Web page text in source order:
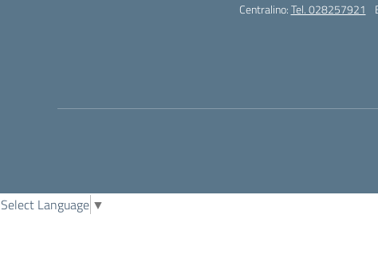
Centralino:Tel. 028257921
Select Language ▼